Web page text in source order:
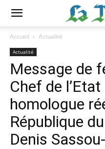
Accueil Actualité
Actualité
Message de
Chef de
homologue
République
Denis